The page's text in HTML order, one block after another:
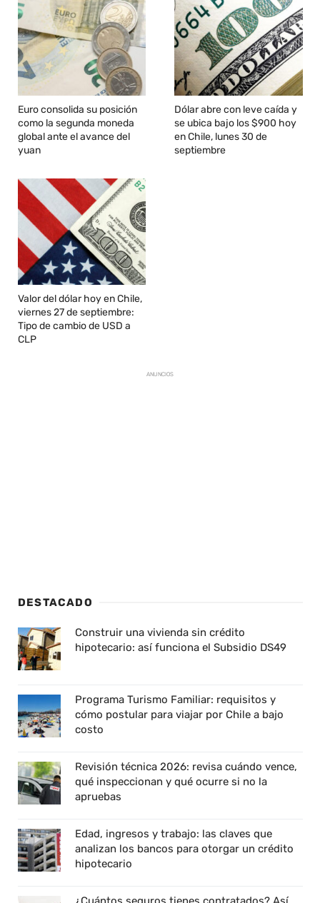
Euro consolida su posición
como la segunda moneda
global ante el avance del
yuan
Dólar abre con leve caída y
se ubica bajo los $900 hoy
en Chile, lunes 30 de
septiembre
Valor del dólar hoy en Chile,
viernes 27 de septiembre:
Tipo de cambio de USD a
CLP
ANUNCIOS
DESTACADO
Construir una vivienda sin crédito
hipotecario: así funciona el Subsidio DS49
Programa Turismo Familiar: requisitos y
cómo postular para viajar por Chile a bajo
costo
Revisión técnica 2026: revisa cuándo vence,
qué inspeccionan y qué ocurre si no la
apruebas
Edad, ingresos y trabajo: las claves que
analizan los bancos para otorgar un crédito
hipotecario